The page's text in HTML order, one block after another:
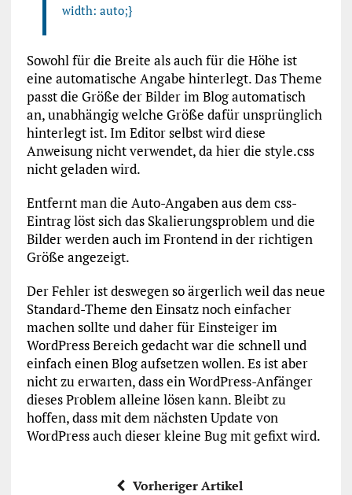
width: auto;}
Sowohl für die Breite als auch für die Höhe ist
eine automatische Angabe hinterlegt. Das Theme
passt die Größe der Bilder im Blog automatisch
an, unabhängig welche Größe dafür unsprünglich
hinterlegt ist. Im Editor selbst wird diese
Anweisung nicht verwendet, da hier die style.css
nicht geladen wird.
Entfernt man die Auto-Angaben aus dem css-
Eintrag löst sich das Skalierungsproblem und die
Bilder werden auch im Frontend in der richtigen
Größe angezeigt.
Der Fehler ist deswegen so ärgerlich weil das neue
Standard-Theme den Einsatz noch einfacher
machen sollte und daher für Einsteiger im
WordPress Bereich gedacht war die schnell und
einfach einen Blog aufsetzen wollen. Es ist aber
nicht zu erwarten, dass ein WordPress-Anfänger
dieses Problem alleine lösen kann. Bleibt zu
hoffen, dass mit dem nächsten Update von
WordPress auch dieser kleine Bug mit gefixt wird.
Vorheriger Artikel